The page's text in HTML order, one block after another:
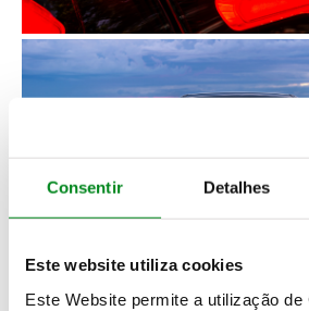
Consentir Detalhes
Este website utiliza cookies
Este Website permite a utilização de